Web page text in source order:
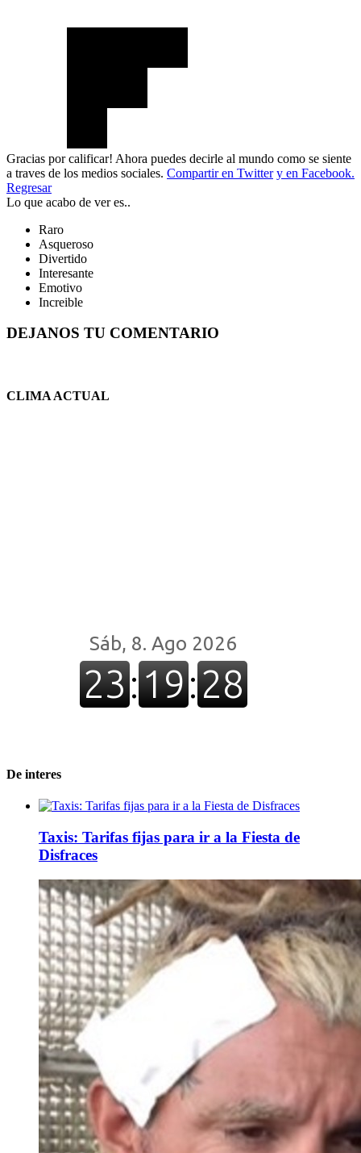
Gracias por calificar! Ahora puedes decirle al mundo como se siente
a traves de los medios sociales. Compartir en Twitter y en Facebook.
Regresar
Lo que acabo de ver es..
Raro
Asqueroso
Divertido
Interesante
Emotivo
Increible
DEJANOS TU COMENTARIO
CLIMA ACTUAL
De interes
Taxis: Tarifas fijas para ir a la Fiesta de
Disfraces